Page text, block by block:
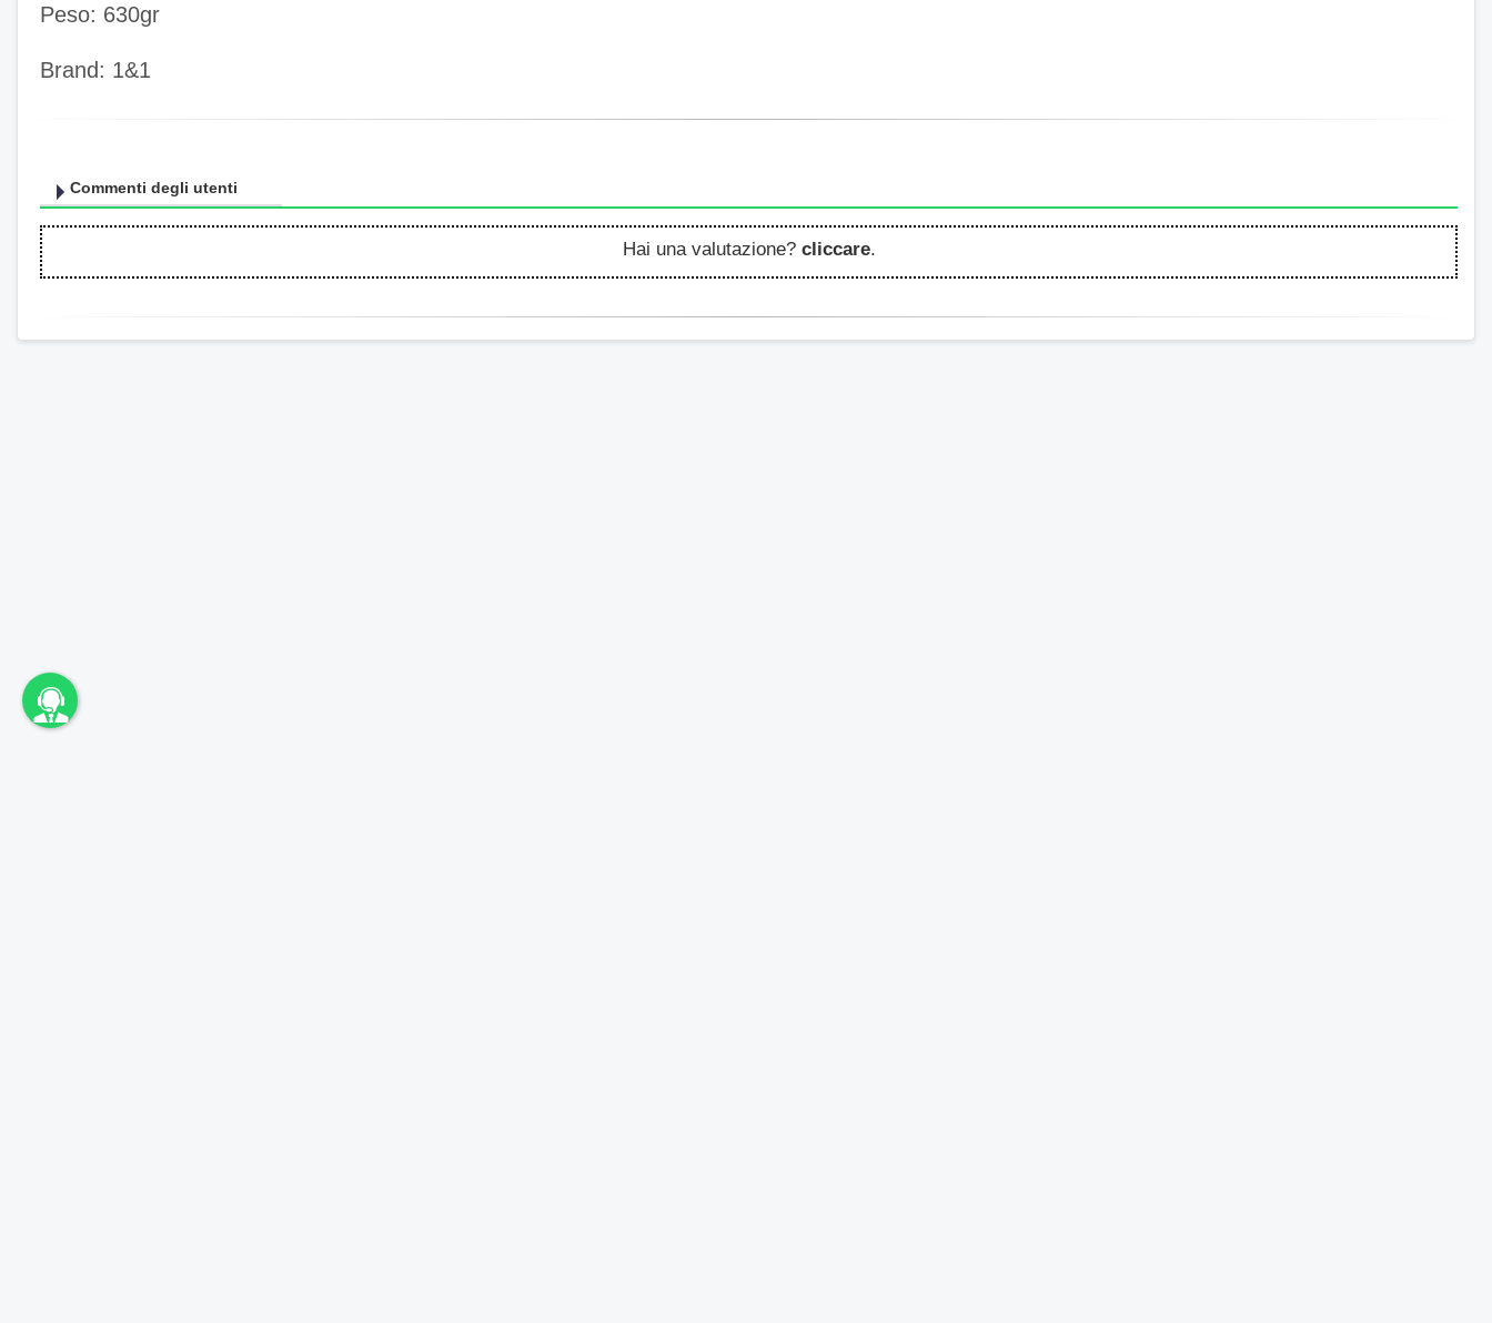
Peso: 630gr
Brand: 1&1
Commenti degli utenti
Hai una valutazione? cliccare.